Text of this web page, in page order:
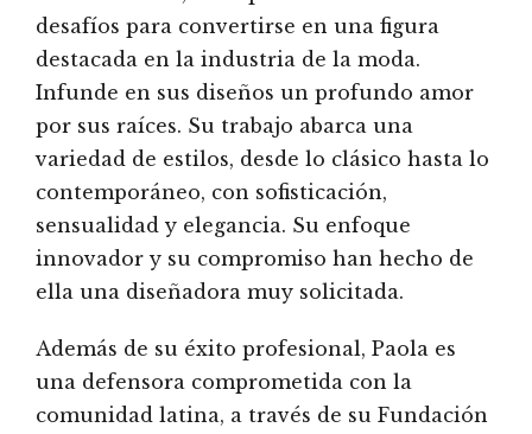
desafíos para convertirse en una figura
destacada en la industria de la moda.
Infunde en sus diseños un profundo amor
por sus raíces. Su trabajo abarca una
variedad de estilos, desde lo clásico hasta lo
contemporáneo, con sofisticación,
sensualidad y elegancia. Su enfoque
innovador y su compromiso han hecho de
ella una diseñadora muy solicitada.
Además de su éxito profesional, Paola es
una defensora comprometida con la
comunidad latina, a través de su Fundación